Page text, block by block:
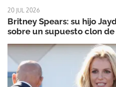
20 JUL 2026
Britney Spears: su hijo
sobre un supuesto clon